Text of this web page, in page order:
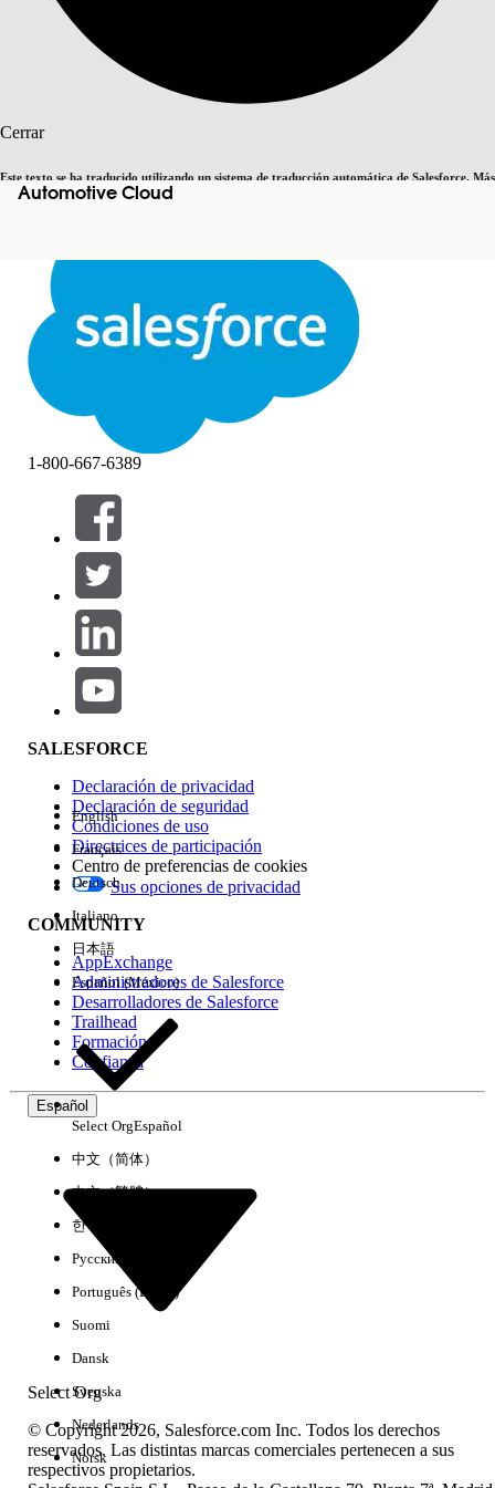
Cerrar
Este texto se ha traducido utilizando un sistema de traducción automática de Salesforce. Más
informaciónaquí Cambiar a inglés
Cerrar Cerrar
Automotive Cloud
Buscar
Filtros (0)
SELECCIONAR FILTROS
Área de productos
Repercusión de función
Edición
Experiencia
No hay resultados
1-800-667-6389
SALESFORCE
Declaración de privacidad
Declaración de seguridad
Condiciones de uso
Directrices de participación
Centro de preferencias de cookies
Sus opciones de privacidad
COMMUNITY
AppExchange
Administradores de Salesforce
Desarrolladores de Salesforce
Trailhead
Formación
Confianza
Español
Select Org
English
Français
Deutsch
Italiano
日本語
Español (México)
Select OrgEspañol
中文（简体）
中文（繁體）
한국어
Русский
Português (Brasil)
Suomi
Dansk
Svenska
Nederlands
Norsk
© Copyright 2026, Salesforce.com Inc. Todos los derechos
reservados. Las distintas marcas comerciales pertenecen a sus
respectivos propietarios.